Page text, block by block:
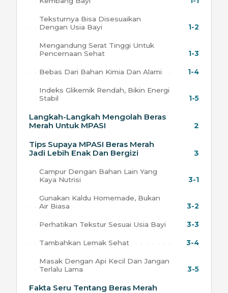
Teksturnya Bisa Disesuaikan
Dengan Usia Bayi
1-2
Mengandung Serat Tinggi Untuk
Pencernaan Sehat
1-3
Bebas Dari Bahan Kimia Dan Alami 1-4
Indeks Glikemik Rendah, Bikin Energi
Stabil
1-5
Langkah-Langkah Mengolah Beras
Merah Untuk MPASI
2
Tips Supaya MPASI Beras Merah
Jadi Lebih Enak Dan Bergizi
3
Campur Dengan Bahan Lain Yang
Kaya Nutrisi
3-1
Gunakan Kaldu Homemade, Bukan
Air Biasa
3-2
Perhatikan Tekstur Sesuai Usia Bayi 3-3
Tambahkan Lemak Sehat 3-4
Masak Dengan Api Kecil Dan Jangan
Terlalu Lama
3-5
Fakta Seru Tentang Beras Merah